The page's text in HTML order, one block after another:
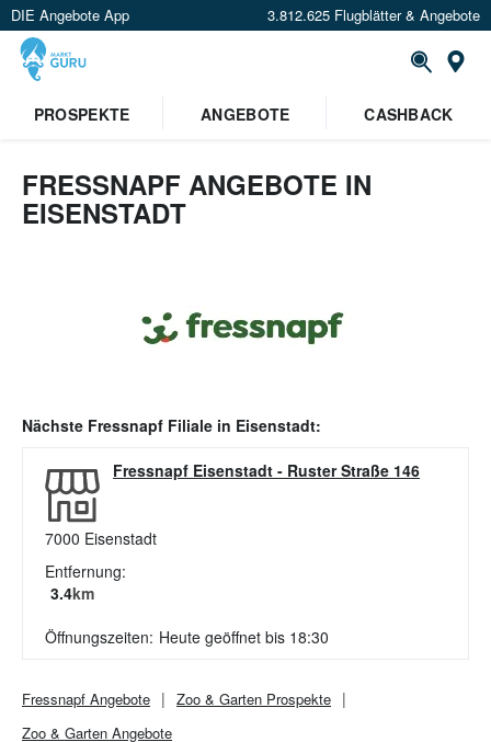
DIE Angebote App 3.812.625 Flugblätter & Angebote
PROSPEKTE
ANGEBOTE CASHBACK
FRESSNAPF ANGEBOTE IN
EISENSTADT
Nächste Fressnapf Filiale in Eisenstadt:
Fressnapf Eisenstadt - Ruster Straße 146
7000 Eisenstadt
Entfernung:
3.4km
Öffnungszeiten: Heute geöffnet bis 18:30
Fressnapf Angebote Zoo & Garten Prospekte
Zoo & Garten Angebote